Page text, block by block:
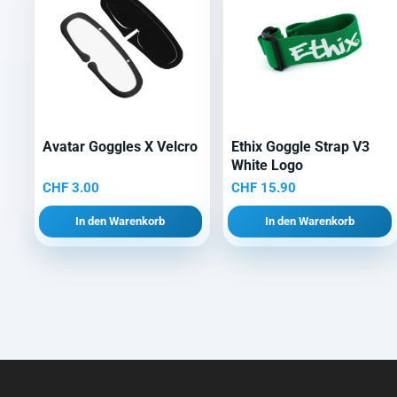
Avatar Goggles X Velcro
CHF3.00
In den Warenkorb
Ethix Goggle Strap V3
White Logo
CHF 15.90
In den Warenkorb